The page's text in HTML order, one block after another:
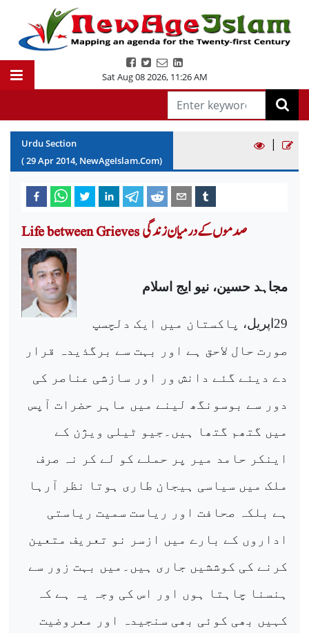
Sat Aug 08 2026, 11:26 AM
Urdu Section
(29Apr2014, NewAgeIslam.Com)
|
Life between Grieves صدموں کے درمیان زندگی
مجاہد حسین، نیو ایج اسلام
29اپریل، پاکستان میں ایک دلچسپ
صورت حال لاحق ہے اور بہت سے برگذیدہ قرار
دے دیئے گئے دانش ور اور سازشی عناصر کی
دور سے بوسونگھ لینے میں ماہر حضرات آپس
میں گتھم گتھا ہیں۔جیو ٹیلی ویژن کے
اینکر حامد میر پر حملے کو لے کر نہ صرف
ملک میں سیاسی ہیجان طاری ہوتا نظر آرہا
ہے بلکہ صحافت اور ریاست سمیت ریاستی
اداروں کے بارے میں ازسر نو تعریف متعین
کرنے کی کوششیں جاری ہیں۔میں بہت زور سے
ہنسنا چاہتا ہوں اور اس کی وجہ یہ ہے کہ
کہیں بھی کوئی بھی سنجیدہ اور معروضیت